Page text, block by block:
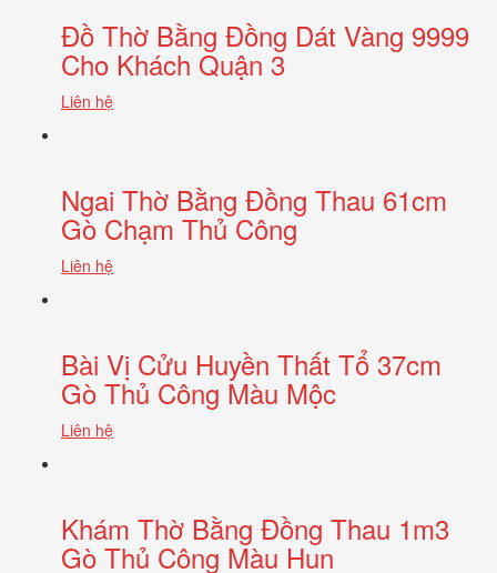
Đồ Thờ Bằng Đồng Dát Vàng 9999
Cho Khách Quận 3
Liên hệ
Ngai Thờ Bằng Đồng Thau 61cm
Gò Chạm Thủ Công
Liên hệ
Bài Vị Cửu Huyền Thất Tổ 37cm
Gò Thủ Công Màu Mộc
Liên hệ
Khám Thờ Bằng Đồng Thau 1m3
Gò Thủ Công Màu Hun